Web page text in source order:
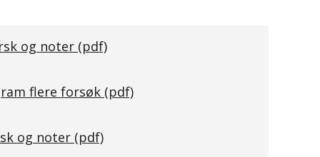
og noter (pdf)
flere forsøk (pdf)
og noter (pdf)